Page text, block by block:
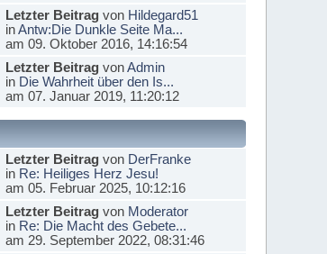
Letzter Beitragvon Hildegard51
inAntw:Die Dunkle Seite Ma...
am 09. Oktober 2016, 14:16:54
Letzter BeitragvonAdmin
in Die Wahrheit über den Is...
am 07. Januar 2019, 11:20:12
Letzter Beitragvon DerFranke
in Re: Heiliges Herz Jesu!
am 05. Februar 2025, 10:12:16
Letzter Beitragvon Moderator
in Re: Die Macht des Gebete...
am 29. September 2022, 08:31:46